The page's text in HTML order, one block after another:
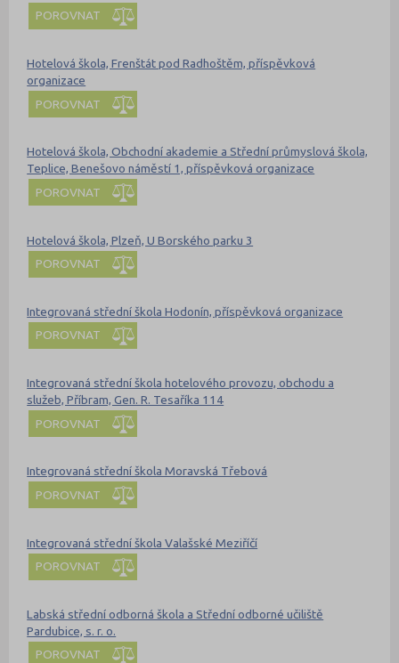
POROVNAT
Hotelová škola, Frenštát pod Radhoštěm, příspěvková
organizace
POROVNAT
Hotelová škola, Obchodní akademie a Střední průmyslová škola,
Teplice, Benešovo náměstí 1, příspěvková organizace
POROVNAT
Hotelová škola, Plzeň, U Borského parku 3
POROVNAT
Integrovaná střední škola Hodonín, příspěvková organizace
POROVNAT
Integrovaná střední škola hotelového provozu, obchodu a
služeb, Příbram, Gen. R. Tesaříka 114
POROVNAT
Integrovaná střední škola Moravská Třebová
POROVNAT
Integrovaná střední škola Valašské Meziříčí
POROVNAT
Labská střední odborná škola a Střední odborné učiliště
Pardubice, s. r. o.
POROVNAT